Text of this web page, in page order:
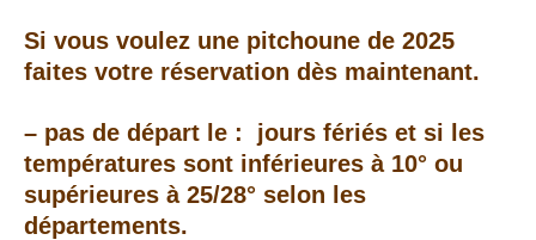
Si vous voulez une pitchoune de 2025
faites votre réservation dès maintenant.
– pas de départ le : jours fériés et si les
températures sont inférieures à 10° ou
supérieures à 25/28° selon les
départements.